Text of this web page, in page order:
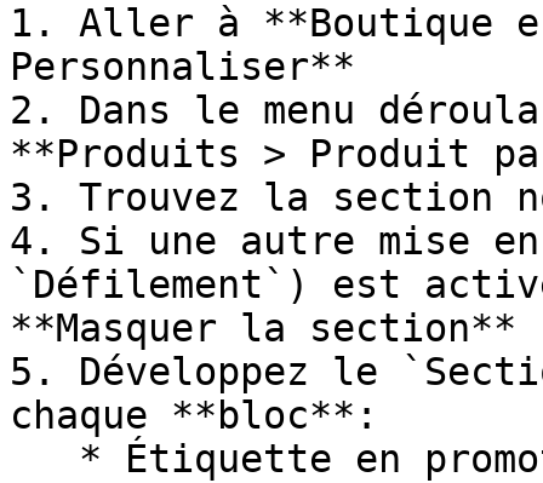
1. Aller à **Boutique
Personnaliser**
2. Dans le menu
**Produits > Produit
3. Trouvez la section
4. Si une autre mise
`Défilement`) est
**Masquer la section**
5. Développez le
chaque **bloc**: